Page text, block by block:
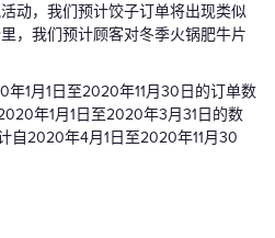
动，我们预计饺子订单将出现类似
，我们预计顾客对冬季火锅肥牛片
1月1日至2020年11月30日的订单数
年1月1日至2020年3月31日的数
自2020年4月1日至2020年11月30